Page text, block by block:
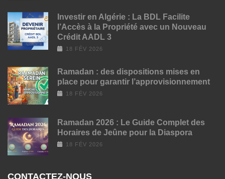
Investir en Algérie : La BDL Facilite
l’Accès à la Propriété avec un Nouveau
Crédit AADL 3
18 FÉV 2026
Ramadan : des dispositions mises en
place pour garantir l’approvisionnement
18 FÉV 2026
Ramadan 2026 : Le Guide Complet des
Horaires de Jeûne pour la Diaspora
18 FÉV 2026
CONTACTEZ-NOUS